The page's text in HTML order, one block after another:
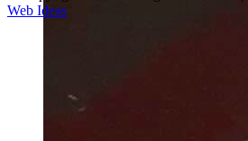
Web Ideas